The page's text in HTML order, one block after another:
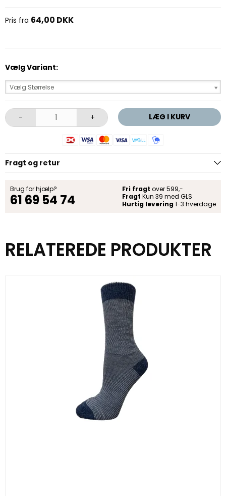
Pris fra 64,00 DKK
Vælg Variant:
Vælg Størrelse
- + LÆG I KURV
Fragt og retur
Brug for hjælp?
61 69 54 74
Fri fragt over 599,-
Fragt Kun 39 med GLS
Hurtig levering 1-3 hverdage
RELATEREDE PRODUKTER